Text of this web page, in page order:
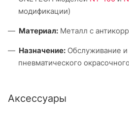
модификации)
Материал: Металл с
Назначение: Обслуживание
пневматического
Аксессуары